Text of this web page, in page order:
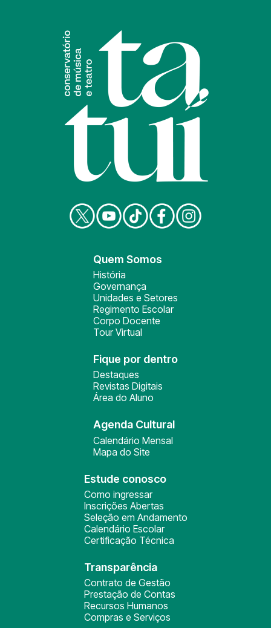
Quem Somos
História
Governança
Unidades e Setores
Regimento Escolar
Corpo Docente
Tour Virtual
Fique por dentro
Destaques
Revistas Digitais
Área do Aluno
Agenda Cultural
Calendário Mensal
Mapa do Site
Estude conosco
Como ingressar
Inscrições Abertas
Seleção em Andamento
Calendário Escolar
Certificação Técnica
Transparência
Contrato de Gestão
Prestação de Contas
Recursos Humanos
Compras e Serviços